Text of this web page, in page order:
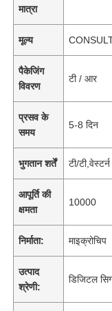
मात्रा
मूल्य
पैकेजिंग
विवरण
टी / आर
प्रसव के
समय
5-8 दिन
भुगतान शर्तें टी/
आपूर्ति की
क्षमता
10000
निर्माता: माइक्रोचिप
उत्पाद
श्रेणी:
डिजिटल